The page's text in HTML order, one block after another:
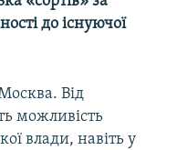
до існуючої
Від
можливість
влади, навіть у